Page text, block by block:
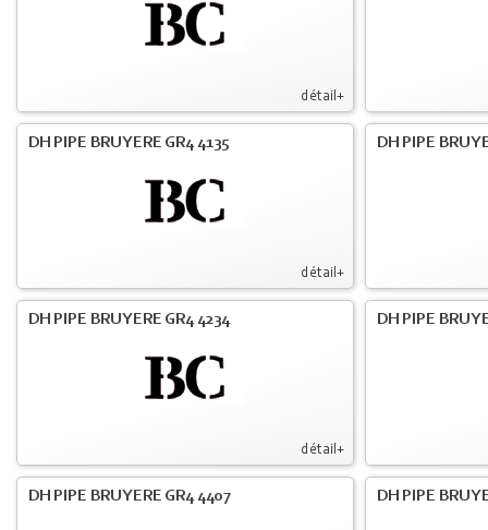
détail+
détail+
DH PIPE BRUYERE GR4 4135 DH PIPE
détail+
DH PIPE BRUYERE GR4 4234 DH PIPE
DH PIPE BRUYERE GR4 4407 DH PIPE